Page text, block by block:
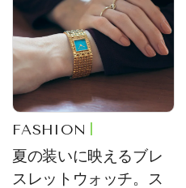
FASHION
夏の装いに映えるブレ
スレットウォッチ。ス